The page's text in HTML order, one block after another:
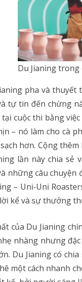
Du Jianing trong
pha và
tự tin đến chừng
cuộc thi bằng
– nó làm cho cà
hơn. Cộng
lần này chia sẻ
những câu chuyện
– Uni-Uni
kể và sự thưởng
của Du Jianing
nhàng nhưng
Du Jianing có
một cách nhanh